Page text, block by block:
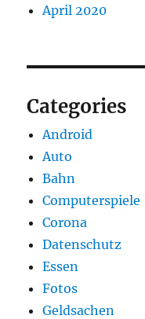
April 2020
Categories
Android
Auto
Bahn
Computerspiele
Corona
Datenschutz
Essen
Fotos
Geldsachen